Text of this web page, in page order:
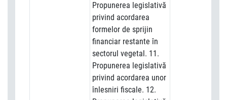
Propunerea legislativă
privind acordarea
formelor de sprijin
financiar restante în
sectorul vegetal. 11.
Propunerea legislativă
privind acordarea unor
înlesniri fiscale. 12.